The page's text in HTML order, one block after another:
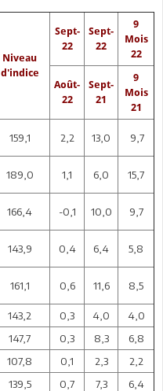
Niveau
d'indice
Sept-
22
Sept-
22
9
Mois
22
Août-
22
Sept-
21
9
Mois
21
159,1 2,2 13,0 9,7
189,0 1,1 6,0 15,7
166,4 -0,1 10,0 9,7
143,9 0,4 6,4 5,8
161,1 0,6 11,6 8,5
143,2 0,3 4,0
4,0
147,7 0,3 8,3
6,8
107,8 0,1 2,3
2,2
139,5 0,7 7,3
6,4